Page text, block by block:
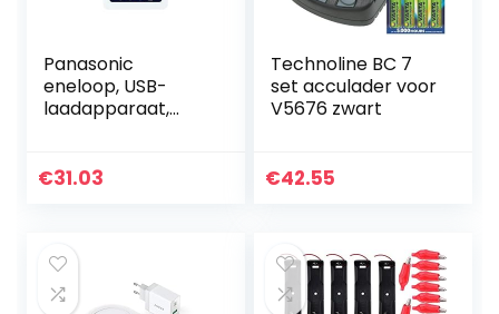
Panasonic
eneloop, USB-
laadapparaat,
met micro USB-
€31.03
Technoline BC 7
set acculader voor
V5676 zwart
€42.55